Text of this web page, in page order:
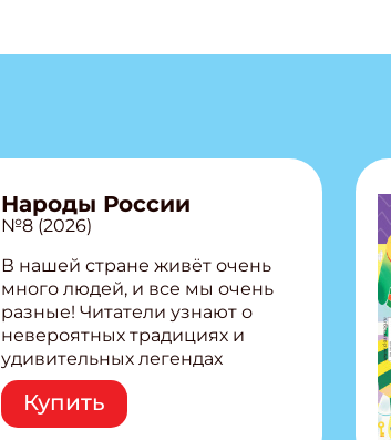
Народы России
№8 (2026)
В нашей стране живёт очень
много людей, и все мы очень
разные! Читатели узнают о
невероятных традициях и
удивительных легендах
народов России! Внутри:
Легенды татар, башкир и
бурятов Настольная игра
Купить